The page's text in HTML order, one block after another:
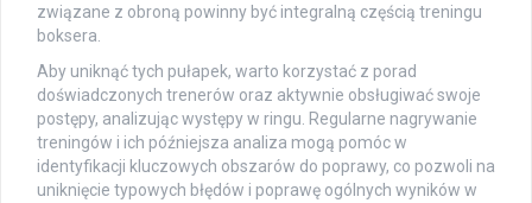
związane z obroną powinny być integralną częścią treningu
boksera.
Aby uniknąć tych pułapek, warto korzystać z porad
doświadczonych trenerów oraz aktywnie obsługiwać swoje
postępy, analizując występy w ringu. Regularne nagrywanie
treningów i ich późniejsza analiza mogą pomóc w
identyfikacji kluczowych obszarów do poprawy, co pozwoli na
uniknięcie typowych błędów i poprawę ogólnych wyników w